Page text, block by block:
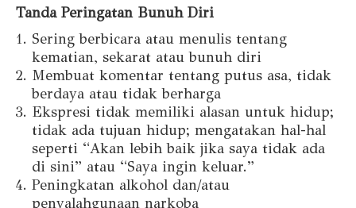
Tanda Peringatan Bunuh Diri
Sering berbicara atau menulis tentang
kematian, sekarat atau bunuh diri
Membuat komentar tentang putus asa, tidak
berdaya atau tidak berharga
Ekspresi tidak memiliki alasan untuk hidup;
tidak ada tujuan hidup; mengatakan hal-hal
seperti “Akan lebih baik jika saya tidak ada
di sini” atau “Saya ingin keluar.”
Peningkatan alkohol dan/atau
penyalahgunaan narkoba